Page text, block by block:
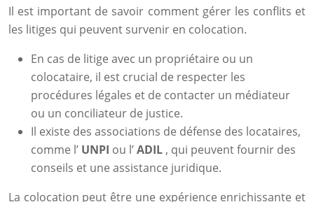
Il est important de savoir comment gérer les conflits et
les litiges qui peuvent survenir en colocation.
En cas de litige avec un propriétaire ou un
colocataire, il est crucial de respecter les
procédures légales et de contacter un médiateur
ou un conciliateur de justice.
Il existe des associations de défense des locataires,
comme l’ UNPI ou l’ADIL , qui peuvent fournir des
conseils et une assistance juridique.
La colocation peut être une expérience enrichissante et